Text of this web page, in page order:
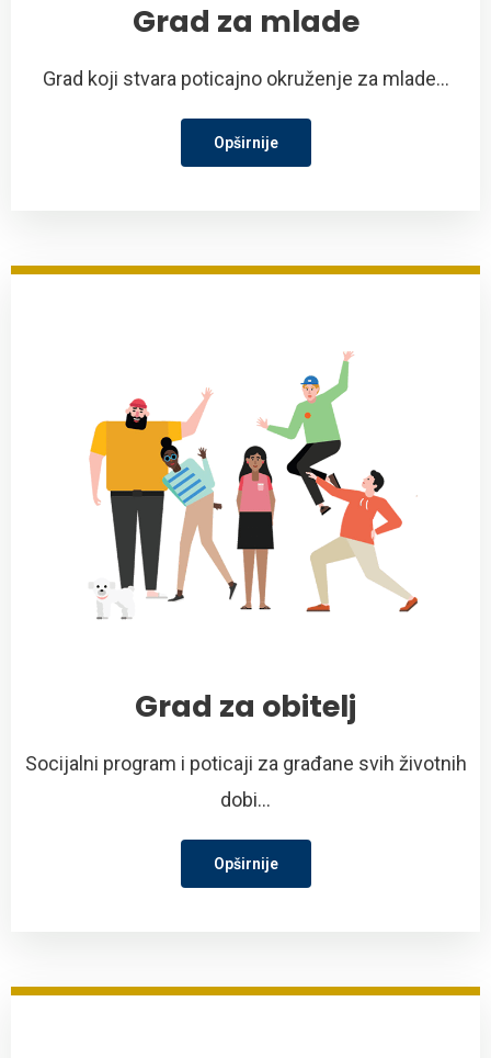
Grad za mlade
Grad koji stvara poticajno okruženje za mlade...
Opširnije
Grad za obitelj
Socijalni program i poticaji za građane svih životnih
dobi...
Opširnije